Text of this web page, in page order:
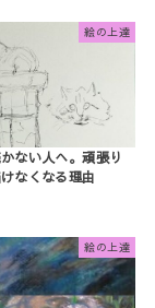
絵の上達
ない人へ。頑張り
なくなる理由
絵の上達